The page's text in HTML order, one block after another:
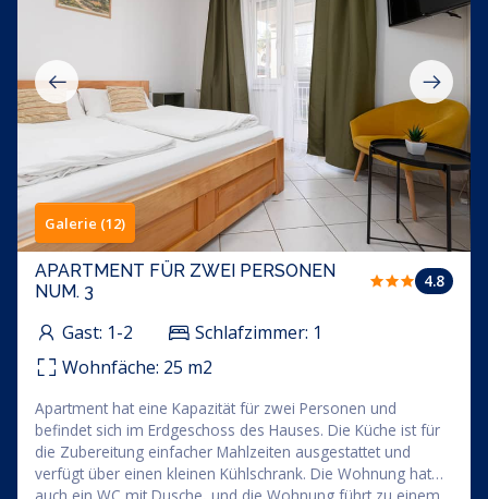
Galerie (12)
APARTMENT FÜR ZWEI PERSONEN
NUM. 3
4.8
Gast: 1-2 Schlafzimmer: 1
Wohnfäche: 25 m2
Apartment hat eine Kapazität für zwei Personen und
befindet sich im Erdgeschoss des Hauses. Die Küche ist für
die Zubereitung einfacher Mahlzeiten ausgestattet und
verfügt über einen kleinen Kühlschrank. Die Wohnung hat